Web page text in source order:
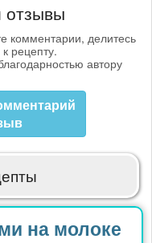
отзывы
комментарии, делитесь
рецепту.
автору
на молоке